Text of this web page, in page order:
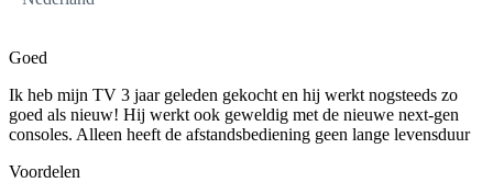
Goed
Ik heb mijn TV 3 jaar geleden gekocht en hij werkt nogsteeds zo
goed als nieuw! Hij werkt ook geweldig met de nieuwe next-gen
consoles. Alleen heeft de afstandsbediening geen lange levensduur
Voordelen